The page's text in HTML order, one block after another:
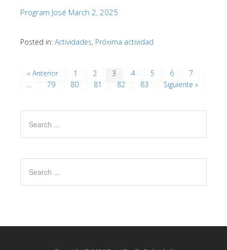
Program José March 2, 2025
Posted in: Actividades, Próxima actividad
« Anterior 1 2 3 4 5 6
7
…
79 80 81 82 83 Siguiente »